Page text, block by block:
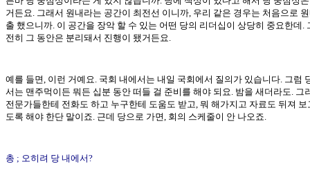
거든요. 그래서 원내라는 공간이 최전선 이니까, 우리 같은 경우는 처음으로
출 했으니까. 이 공간을 장악 할 수 있는 어떤 당의 리더십이 상당히 중요한데.
전히 그 동안은 분리돼서 진행이 됐거든요.
예를 들면, 이런 거예요. 국회 내에서는 내일 국회에서 질의가 있습니다. 그럼
서는 맨주먹이든 뭐든 십분 동안 떠들 걸 준비를 해야 되요. 밤을 새더라도. 그
전문가들한테 전화도 하고 누구한테 도움도 받고, 뭐 해가지고 자료도 뒤져 보
도록 해야 한단 말이죠. 근데 당으로 가면, 회의 스케줄이 안 나오죠.
총 ; 오히려 당 내에서?